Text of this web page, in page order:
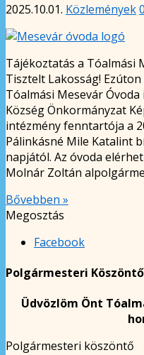
2025.10.01. Közlemények0
Tájékoztatás a Tóalmási
Tisztelt Lakosság!
Tóalmási Mesevár
Község Önkormányzat
intézmény fenntartója a
Pálinkásné Mile Katalint
napjától. Az óvoda
Molnár Zoltán
Bővebben »
Megosztás
Facebook
Polgármesteri Köszöntő
Üdvözlöm Önt
Polgármesteri köszöntő